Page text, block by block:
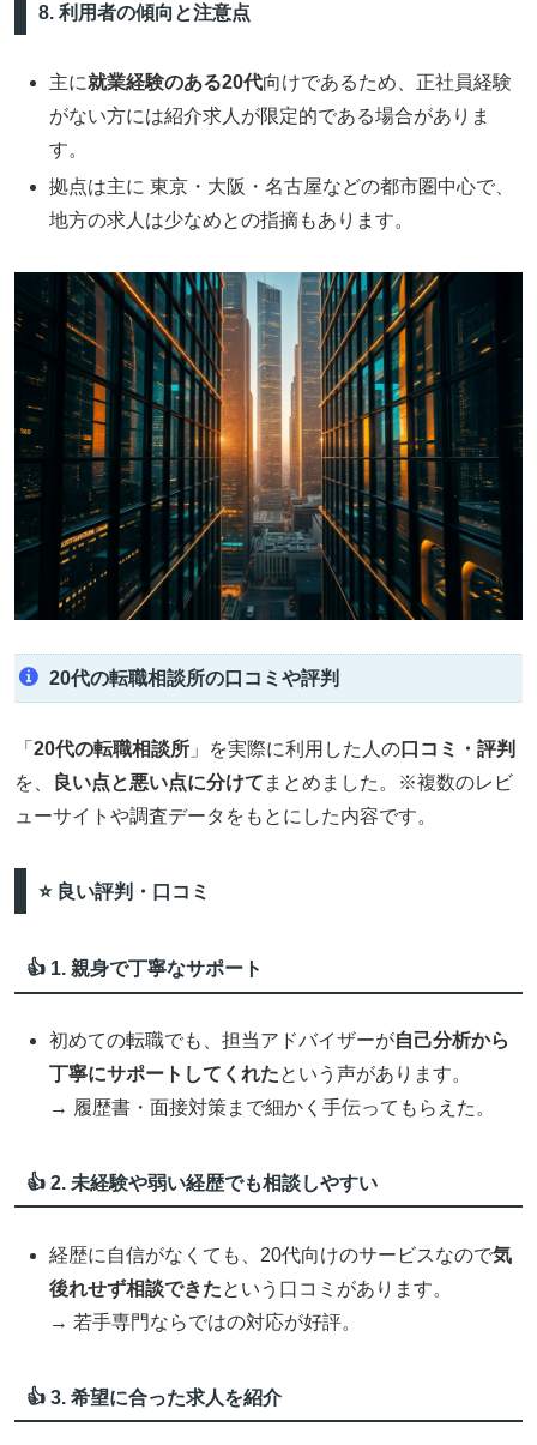
8. 利用者の傾向と注意点
主に就業経験のある20代向けであるため、正社員経験
がない方には紹介求人が限定的である場合がありま
す。
拠点は主に 東京・大阪・名古屋などの都市圏中心で、
地方の求人は少なめとの指摘もあります。
20代の転職相談所の口コミや評判
「 20代の転職相談所 」を実際に利用した人の口コミ・評判
を、
良い点と悪い点に分けて まとめました。※複数のレビ
ューサイトや調査データをもとにした内容です。
⭐ 良い評判・口コミ
👍 1. 親身で丁寧なサポート
初めての転職でも、担当アドバイザーが自己分析から
丁寧にサポートしてくれたという声があります。
→ 履歴書・面接対策まで細かく手伝ってもらえた。
👍 2. 未経験や弱い経歴でも相談しやすい
経歴に自信がなくても、20代向けのサービスなので気
後れせず相談できたという口コミがあります。
→ 若手専門ならではの対応が好評。
👍 3. 希望に合った求人を紹介